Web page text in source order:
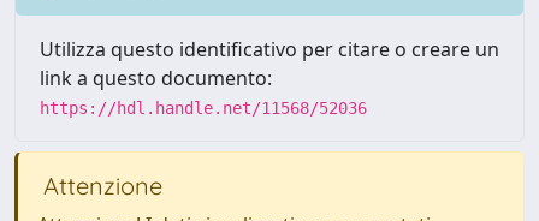
Utilizza questo identificativo per citare o creare un
link a questo documento:
https://hdl.handle.net/11568/52036
Attenzione